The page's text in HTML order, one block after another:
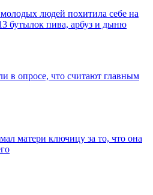
людей похитила себе на
бутылок пива, арбуз и дыню
в опросе, что считают главным
матери ключицу за то, что она